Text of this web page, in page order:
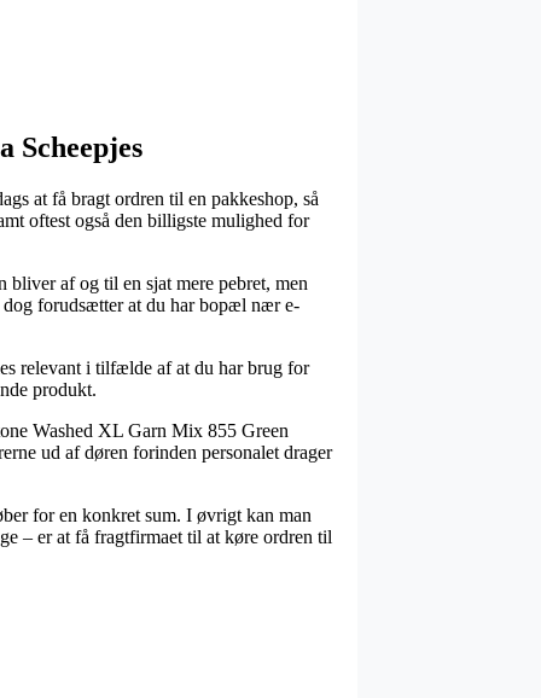
Scheepjes
at få bragt ordren til en pakkeshop, så
oftest også den billigste mulighed for
af og til en sjat mere pebret, men
forudsætter at du har bopæl nær e-
relevant i tilfælde af at du har brug for
produkt.
Washed XL Garn Mix 855 Green
ud af døren forinden personalet drager
for en konkret sum. I øvrigt kan man
– er at få fragtfirmaet til at køre ordren til